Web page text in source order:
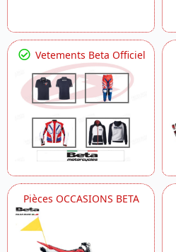
Vetements Beta Officiel
Pièces OCCASIONS BETA